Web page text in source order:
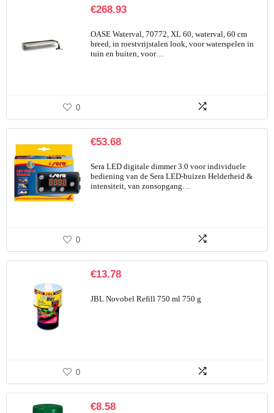
€268.93
OASE Waterval, 70772, XL 60, waterval, 60 cm
breed, in roestvrijstalen look, voor waterspelen in
tuin en buiten, voor…
0
€53.68
Sera LED digitale dimmer 3.0 voor individuele
bediening van de Sera LED-buizen Helderheid &
intensiteit, van zonsopgang…
0
€13.78
JBL Novobel Refill 750 ml 750 g
0
€8.58